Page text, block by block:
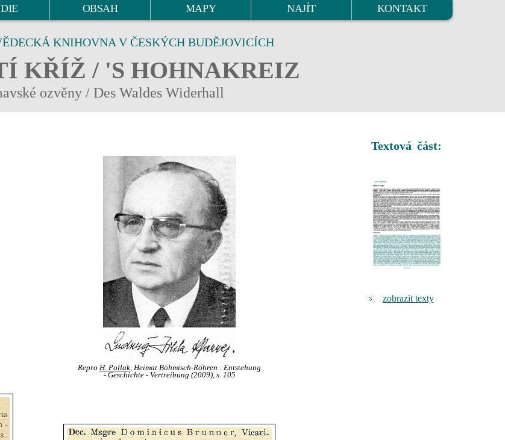
OBSAH MAPY NAJÍT KONTAKT
KNIHOVNA V ČESKÝCH BUDĚJOVICÍCH
KŘÍŽ / 'S HOHNAKREIZ
ozvěny / Des Waldes Widerhall
Repro H. Pollak, Heimat Böhmisch-Röhren : Entstehung
- Geschichte - Vertreibung (2009), s. 105
Textová část:
zobrazit texty